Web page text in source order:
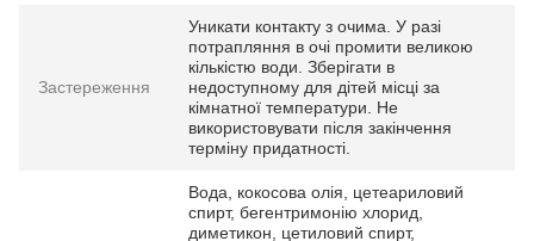
Застереження
Уникати контакту з очима. У разі
потрапляння в очі промити великою
кількістю води. Зберігати в
недоступному для дітей місці за
кімнатної температури. Не
використовувати після закінчення
терміну придатності.
Вода, кокосова олія, цетеариловий
спирт, бегентримонію хлорид,
диметикон, цетиловий спирт,